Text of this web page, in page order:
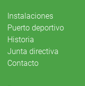
Instalaciones
Puerto deportivo
Historia
Junta directiva
Contacto